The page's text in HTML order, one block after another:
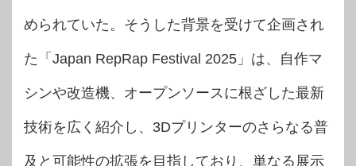
められていた。そうした背景を受けて企画され
た「Japan RepRap Festival 2025」は、自作マ
シンや改造機、オープンソースに根ざした最新
技術を広く紹介し、3Dプリンターのさらなる普
及と可能性の拡張を目指しており、単なる展示